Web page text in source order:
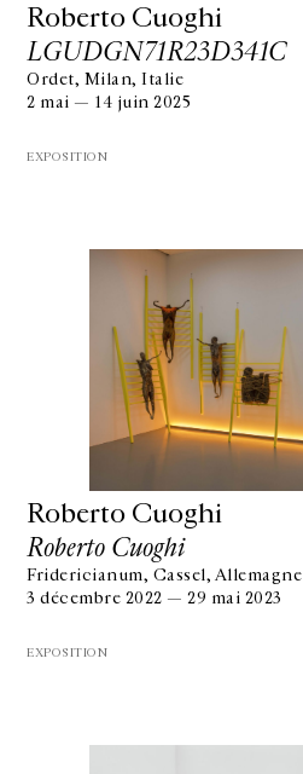
Roberto Cuoghi
LGUDGN71R23D341C
Ordet, Milan, Italie
2 mai — 14 juin 2025
EXPOSITION
Roberto Cuoghi
Roberto Cuoghi
Fridericianum, Cassel, Allemagne
3 décembre 2022 — 29 mai 2023
EXPOSITION